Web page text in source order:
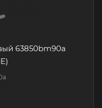
63850bm90a